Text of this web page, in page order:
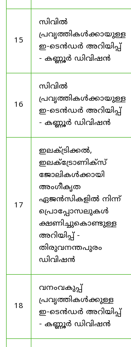
15
സിവിൽ
പ്രവൃത്തികൾക്കായുള്ള
ഇ-ടെൻഡർ അറിയിപ്പ്
- കണ്ണൂർ ഡിവിഷൻ
16
സിവിൽ
പ്രവൃത്തികൾക്കായുള്ള
ഇ-ടെൻഡർ അറിയിപ്പ്
- കണ്ണൂർ ഡിവിഷൻ
17
ഇലക്ട്രിക്കൽ,
ഇലക്ട്രോണിക്സ്
ജോലികൾക്കായി
അംഗീകൃത
ഏജൻസികളിൽ നിന്ന്
പ്രൊപ്പോസലുകൾ
ക്ഷണിച്ചുകൊണ്ടുള്ള
അറിയിപ്പ് -
തിരുവനന്തപുരം
ഡിവിഷൻ
18
വനംവകുപ്പ്
പ്രവൃത്തികൾക്കുള്ള
ഇ-ടെൻഡർ അറിയിപ്പ്
- കണ്ണൂർ ഡിവിഷൻ